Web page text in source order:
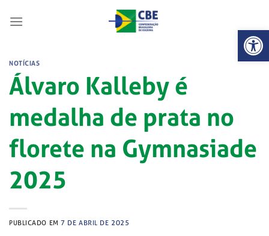
Abrir
NOTÍCIAS
Álvaro Kalleby é
medalha de prata no
florete na Gymnasiade
2025
PUBLICADO EM7 DE ABRIL DE 2025